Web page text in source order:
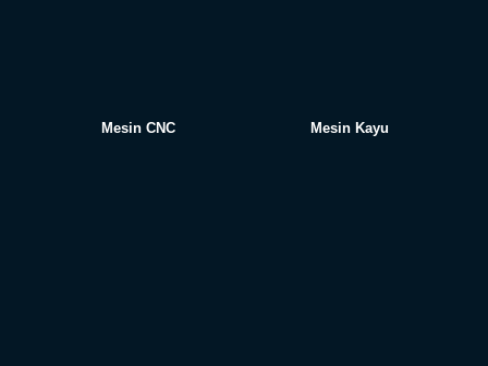
Mesin CNC Mesin Kayu